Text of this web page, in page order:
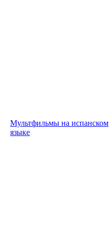
Мультфильмы на испанском
языке